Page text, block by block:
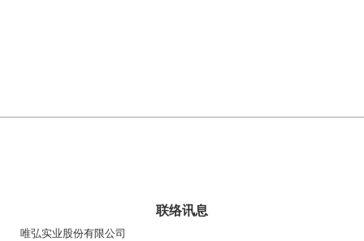
联络讯息
唯弘实业股份有限公司